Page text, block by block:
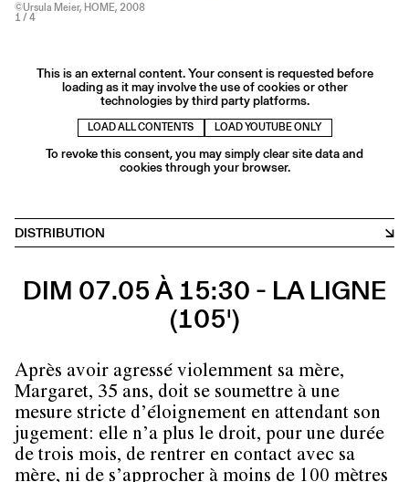
©Ursula Meier, HOME, 2008
1 / 4
This is an external content. Your consent is requested before
loading as it may involve the use of cookies or other
technologies by third party platforms.
LOAD ALL CONTENTS LOAD YOUTUBE ONLY
To revoke this consent, you may simply clear site data and
cookies through your browser.
DISTRIBUTION
DIM 07.05 À 15:30 - LA LIGNE
(105')
Après avoir agressé violemment sa mère,
Margaret, 35 ans, doit se soumettre à une
mesure stricte d’éloignement en attendant son
jugement: elle n’a plus le droit, pour une durée
de trois mois, de rentrer en contact avec sa